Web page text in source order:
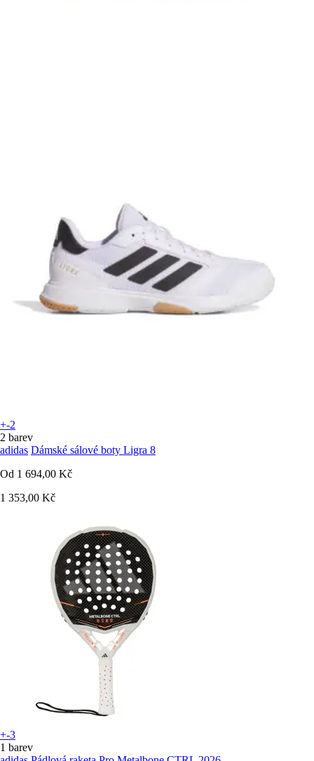
+-2
2 barev
adidas Dámské sálové boty Ligra 8
Od 1 694,00 Kč
1 353,00 Kč
+-3
1 barev